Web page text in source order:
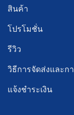
สินค้า
โปรโมชั่น
รีวิว
วิธีการจัดส่งและก
แจ้งชำระเงิน